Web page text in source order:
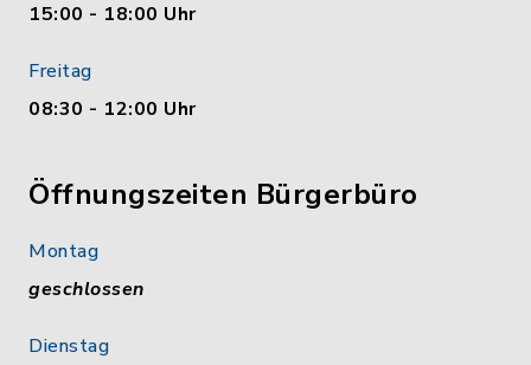
15:00 - 18:00 Uhr
Freitag
08:30 - 12:00 Uhr
Öffnungszeiten Bürgerbüro
Montag
geschlossen
Dienstag